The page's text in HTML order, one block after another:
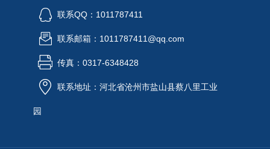
联系QQ：1011787411
联系邮箱：1011787411@qq.com
传真：0317-6348428
联系地址：河北省沧州市盐山县蔡八里工业
园